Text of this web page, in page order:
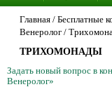
Стать консультантом
Главная / Бесплатные
Венеролог /
ТРИХОМОНАДЫ
Задать новый вопрос в
Венеролог»